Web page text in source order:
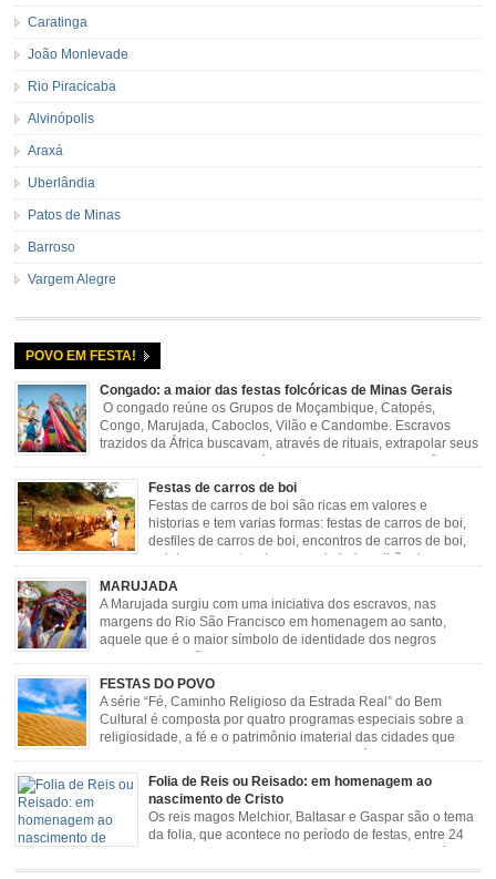
Caratinga
João Monlevade
Rio Piracicaba
Alvinópolis
Araxá
Uberlândia
Patos de Minas
Barroso
Vargem Alegre
POVO EM FESTA!
Congado: a maior das festas folcóricas de Minas Gerais
O congado reúne os Grupos de Moçambique, Catopés,
Congo, Marujada, Caboclos, Vilão e Candombe. Escravos
trazidos da África buscavam, através de rituais, extrapolar seus
destes ritos com a religião católica, imposta aos negros pela Igreja, surgindo
novas histórias que envolviam, sobretudo, Nossa Senhora do […]
Festas de carros de boi
Festas de carros de boi são ricas em valores e
historias e tem varias formas: festas de carros de boi,
desfiles de carros de boi, encontros de carros de boi,
rodeios, carreatas de carros de boi, mutirão de carros
de boi, carreteada, carreiros, candeeiros, boiadas, carapinas, artesãos,
exposição agropecuária, ou seja é um ponto forte […]
MARUJADA
A Marujada surgiu com uma iniciativa dos escravos, nas
margens do Rio São Francisco em homenagem ao santo,
aquele que é o maior símbolo de identidade dos negros
escravizados, São Benedito. Este Santo foi assumido como
sendo milagroso e grande protetor de suas causas. o ponto alto da festa de
São Benedito é a Marujada. […]
FESTAS DO POVO
A série “Fé, Caminho Religioso da Estrada Real” do Bem
Cultural é composta por quatro programas especiais sobre a
religiosidade, a fé e o patrimônio imaterial das cidades que
fazem parte rota religiosa que liga os Santuários de Nossa
Senhora da Piedade (MG) e Nossa Senhora da Conceição Aparecida (SP)
pela Estrada Real. Quarto episódio […]
Folia de Reis ou Reisado: em homenagem ao
nascimento de Cristo
Os reis magos Melchior, Baltasar e Gaspar são o tema
da folia, que acontece no período de festas, entre 24
de dezembro e 06 de janeiro. Durante a festa, o líder e
seu contramestre lideram a música e o canto do grupo, passando pela